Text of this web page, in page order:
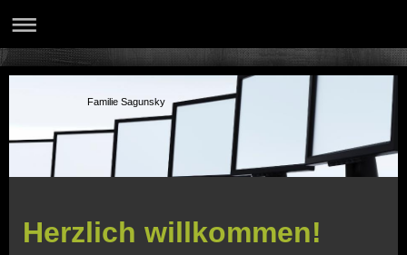
Familie Sagunsky
Herzlich willkommen!